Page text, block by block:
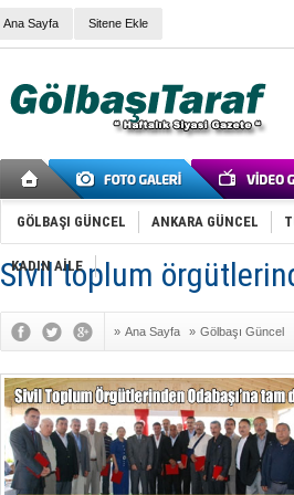
Ana Sayfa Sitene Ekle
GÖLBAŞI GÜNCEL ANKARA GÜNCEL
KADIN AİLE
Sivil toplum
» Ana Sayfa » Gölbaşı Güncel